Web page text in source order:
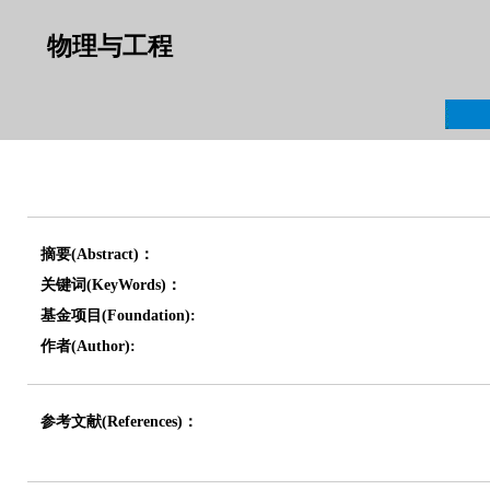
物理与工程
摘要(Abstract)：
关键词(KeyWords)：
基金项目(Foundation):
作者(Author):
参考文献(References)：